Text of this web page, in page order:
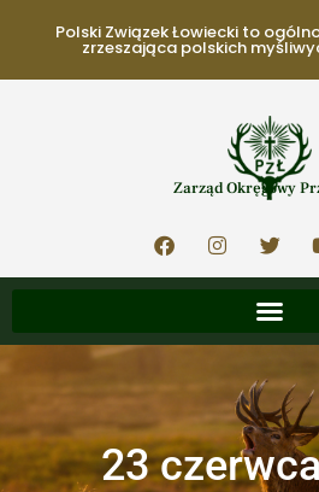
Polski Związek Łowiecki to
zrzeszająca polskich
Zarząd Okręgowy
23